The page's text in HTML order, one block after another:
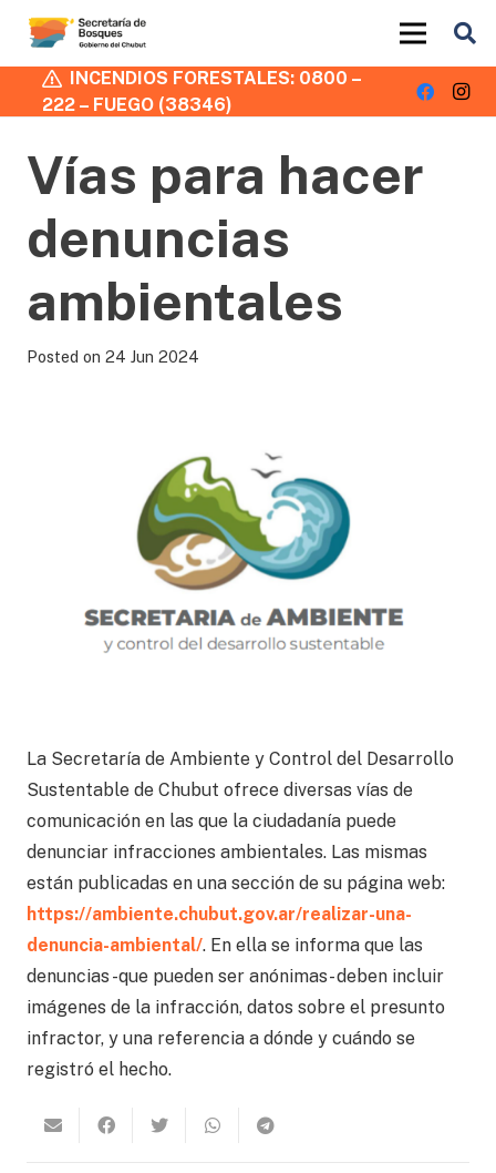
INCENDIOS FORESTALES: 0800 –
222 – FUEGO (38346)
Vías para hacer
denuncias
ambientales
Posted on 24 Jun 2024
La Secretaría de Ambiente y Control del Desarrollo
Sustentable de Chubut ofrece diversas vías de
comunicación en las que la ciudadanía puede
denunciar infracciones ambientales. Las mismas
están publicadas en una sección de su página web:
https://ambiente.chubut.gov.ar/realizar-una-
denuncia-ambiental/. En ella se informa que las
denuncias -que pueden ser anónimas- deben incluir
imágenes de la infracción, datos sobre el presunto
infractor, y una referencia a dónde y cuándo se
registró el hecho.